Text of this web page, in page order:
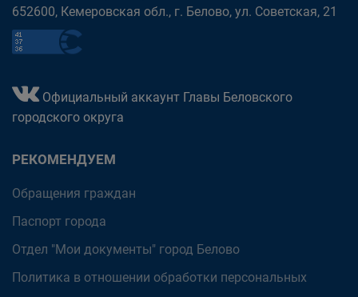
652600, Кемеровская обл., г. Белово, ул. Советская, 21
Официальный аккаунт Главы Беловского
городского округа
РЕКОМЕНДУЕМ
Обращения граждан
Паспорт города
Отдел "Мои документы" город Белово
Политика в отношении обработки персональных